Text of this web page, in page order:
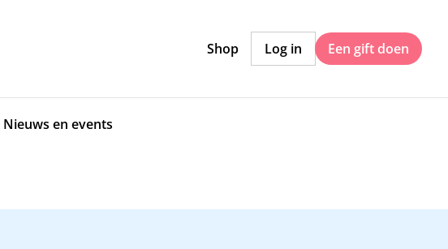
Shop Log in Een gift doen
Nieuws en events